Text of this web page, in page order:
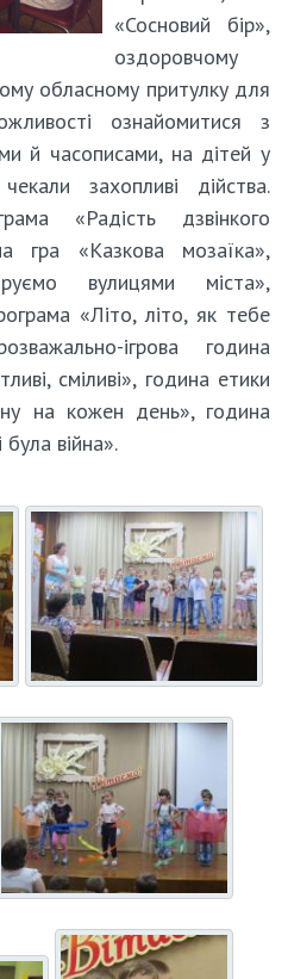
«Сосновий бір»,
оздоровчому
обласному притулку для
ознайомитися з
й часописами, на дітей у
захопливі дійства.
«Радість дзвінкого
гра «Казкова мозаїка»,
вулицями міста»,
«Літо, літо, як тебе
ігрова година
сміливі», година етики
на кожен день», година
війна».